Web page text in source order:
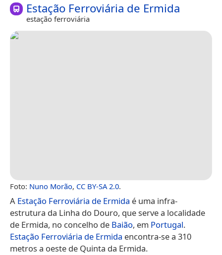
Estação Ferroviária de Ermida
estação ferroviária
Foto: Nuno Morão, CC BY-SA 2.0.
A Estação Ferroviária de Ermida é uma infra-
estrutura da Linha do Douro, que serve a localidade
de Ermida, no concelho de Baião, em Portugal.
Estação Ferroviária de Ermida encontra-se a 310
metros a oeste de Quinta da Ermida.